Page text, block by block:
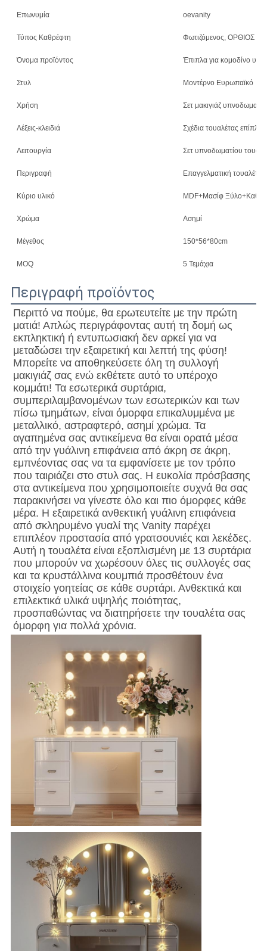
Επωνυμία oevanity
Τύπος Καθρέφτη Φωτιζόμενος, ΟΡΘΙΟΣ
Όνομα προϊόντος Έπιπλα για κομοδίνο
Στυλ Μοντέρνο Ευρωπαϊκό
Χρήση Σετ μακιγιάζ
Λέξεις-κλειδιά Σχέδια τουαλέτας
Λειτουργία Σετ υπνοδωματίου
Περιγραφή Επαγγελματική τουαλέτα
Κύριο υλικό MDF+Μασίφ
Χρώμα Ασημί
Μέγεθος 150*56*80cm
MOQ 5 Τεμάχια
Περιγραφή προϊόντος
Περιττό να πούμε, θα ερωτευτείτε με την πρώτη
ματιά! Απλώς περιγράφοντας αυτή τη δομή ως
εκπληκτική ή εντυπωσιακή δεν αρκεί για να
μεταδώσει την εξαιρετική και λεπτή της φύση!
Μπορείτε να αποθηκεύσετε όλη τη συλλογή
μακιγιάζ σας ενώ εκθέτετε αυτό το υπέροχο
κομμάτι! Τα εσωτερικά συρτάρια,
συμπεριλαμβανομένων των εσωτερικών και των
πίσω τμημάτων, είναι όμορφα επικαλυμμένα με
μεταλλικό, αστραφτερό, ασημί χρώμα. Τα
αγαπημένα σας αντικείμενα θα είναι ορατά μέσα
από την γυάλινη επιφάνεια από άκρη σε άκρη,
εμπνέοντας σας να τα εμφανίσετε με τον τρόπο
που ταιριάζει στο στυλ σας. Η ευκολία πρόσβασης
στα αντικείμενα που χρησιμοποιείτε συχνά θα σας
παρακινήσει να γίνεστε όλο και πιο όμορφες κάθε
μέρα. Η εξαιρετικά ανθεκτική γυάλινη επιφάνεια
από σκληρυμένο γυαλί της Vanity παρέχει
επιπλέον προστασία από γρατσουνιές και λεκέδες.
Αυτή η τουαλέτα είναι εξοπλισμένη με 13 συρτάρια
που μπορούν να χωρέσουν όλες τις συλλογές σας
και τα κρυστάλλινα κουμπιά προσθέτουν ένα
στοιχείο γοητείας σε κάθε συρτάρι. Ανθεκτικά και
επιλεκτικά υλικά υψηλής ποιότητας,
προσπαθώντας να διατηρήσετε την τουαλέτα σας
όμορφη για πολλά χρόνια.